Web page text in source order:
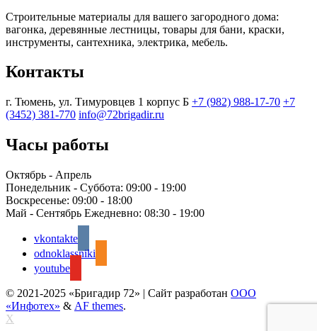
Строительные материалы для вашего загородного дома:
вагонка, деревянные лестницы, товары для бани, краски,
инструменты, сантехника, электрика, мебель.
Контакты
г. Тюмень, ул. Тимуровцев 1 корпус Б +7 (982) 988-17-70 +7
(3452) 381-770 info@72brigadir.ru
Часы работы
Октябрь - Апрель
Понедельник - Суббота: 09:00 - 19:00
Воскресенье: 09:00 - 18:00
Май - Сентябрь Ежедневно: 08:30 - 19:00
vkontakte
odnoklassniki
youtube
© 2021-2025 «Бригадир 72» | Сайт разработан ООО
«Инфотех» & AF themes.
X